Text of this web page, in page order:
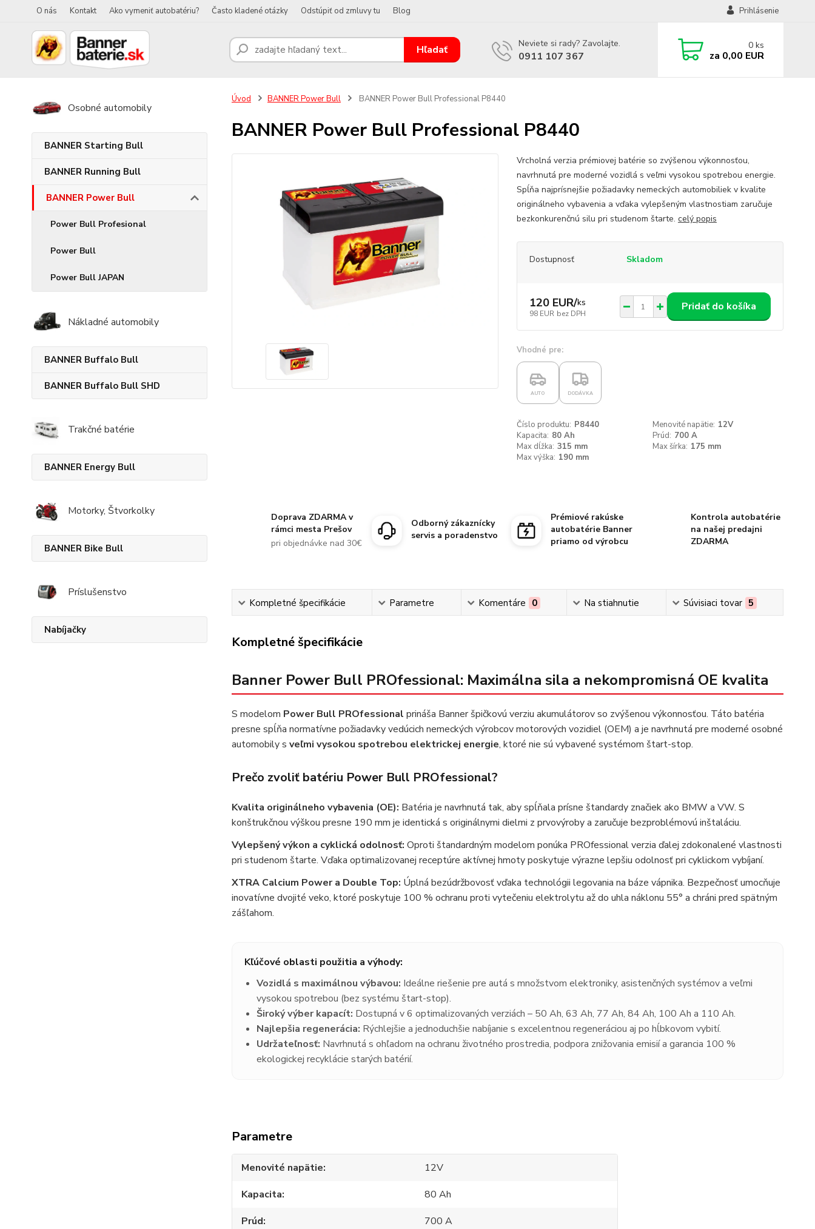
O nás Kontakt Ako vymeniť autobatériu? Často kladené otázky Odstúpiť od zmluvy tu Blog Prihlásenie
Hľadať Neviete si rady? Zavolajte.
0911 107 367
0 ks
za 0,00 EUR
Osobné automobily
BANNER Starting Bull
BANNER Running Bull
BANNER Power Bull
Power Bull Profesional
Power Bull
Power Bull JAPAN
Nákladné automobily
BANNER Buffalo Bull
BANNER Buffalo Bull SHD
Trakčné batérie
BANNER Energy Bull
Motorky, Štvorkolky
BANNER Bike Bull
Príslušenstvo
Nabíjačky
Úvod BANNER Power Bull BANNER Power Bull Professional P8440
BANNER Power Bull Professional P8440
Vrcholná verzia prémiovej batérie so zvýšenou výkonnosťou,
navrhnutá pre moderné vozidlá s veľmi vysokou spotrebou energie.
Spĺňa najprísnejšie požiadavky nemeckých automobiliek v kvalite
originálneho vybavenia a vďaka vylepšeným vlastnostiam zaručuje
bezkonkurenčnú silu pri studenom štarte. celý popis
Dostupnosť Skladom
120 EUR/ks
98 EUR bez DPH
Pridať do košíka
Vhodné pre:
AUTO DODÁVKA
Číslo produktu: P8440 Menovité napätie: 12V
Kapacita: 80 Ah Prúd: 700 A
Max dĺžka: 315 mm Max šírka: 175 mm
Max výška: 190 mm
Doprava ZDARMA v
rámci mesta Prešov
pri objednávke nad 30€
Odborný zákaznícky
servis a poradenstvo
Prémiové rakúske
autobatérie Banner
priamo od výrobcu
Kontrola autobatérie
na našej predajni
ZDARMA
Kompletné špecifikácie Parametre Komentáre 0 Na stiahnutie Súvisiaci tovar 5
Kompletné špecifikácie
Banner Power Bull PROfessional: Maximálna sila a nekompromisná OE kvalita
S modelom Power Bull PROfessional prináša Banner špičkovú verziu akumulátorov so zvýšenou výkonnosťou. Táto batéria
presne spĺňa normatívne požiadavky vedúcich nemeckých výrobcov motorových vozidiel (OEM) a je navrhnutá pre moderné osobné
automobily s veľmi vysokou spotrebou elektrickej energie, ktoré nie sú vybavené systémom štart-stop.
Prečo zvoliť batériu Power Bull PROfessional?
Kvalita originálneho vybavenia (OE): Batéria je navrhnutá tak, aby spĺňala prísne štandardy značiek ako BMW a VW. S
konštrukčnou výškou presne 190 mm je identická s originálnymi dielmi z prvovýroby a zaručuje bezproblémovú inštaláciu.
Vylepšený výkon a cyklická odolnosť: Oproti štandardným modelom ponúka PROfessional verzia ďalej zdokonalené vlastnosti
pri studenom štarte. Vďaka optimalizovanej receptúre aktívnej hmoty poskytuje výrazne lepšiu odolnosť pri cyklickom vybíjaní.
XTRA Calcium Power a Double Top: Úplná bezúdržbovosť vďaka technológii legovania na báze vápnika. Bezpečnosť umocňuje
inovatívne dvojité veko, ktoré poskytuje 100 % ochranu proti vytečeniu elektrolytu až do uhla náklonu 55° a chráni pred spätným
zášľahom.
Kľúčové oblasti použitia a výhody:
Vozidlá s maximálnou výbavou: Ideálne riešenie pre autá s množstvom elektroniky, asistenčných systémov a veľmi
vysokou spotrebou (bez systému štart-stop).
Široký výber kapacít: Dostupná v 6 optimalizovaných verziách – 50 Ah, 63 Ah, 77 Ah, 84 Ah, 100 Ah a 110 Ah.
Najlepšia regenerácia: Rýchlejšie a jednoduchšie nabíjanie s excelentnou regeneráciou aj po hĺbkovom vybití.
Udržateľnosť: Navrhnutá s ohľadom na ochranu životného prostredia, podpora znižovania emisií a garancia 100 %
ekologickej recyklácie starých batérií.
Parametre
Menovité napätie
12V
Kapacita
80 Ah
Prúd
700 A